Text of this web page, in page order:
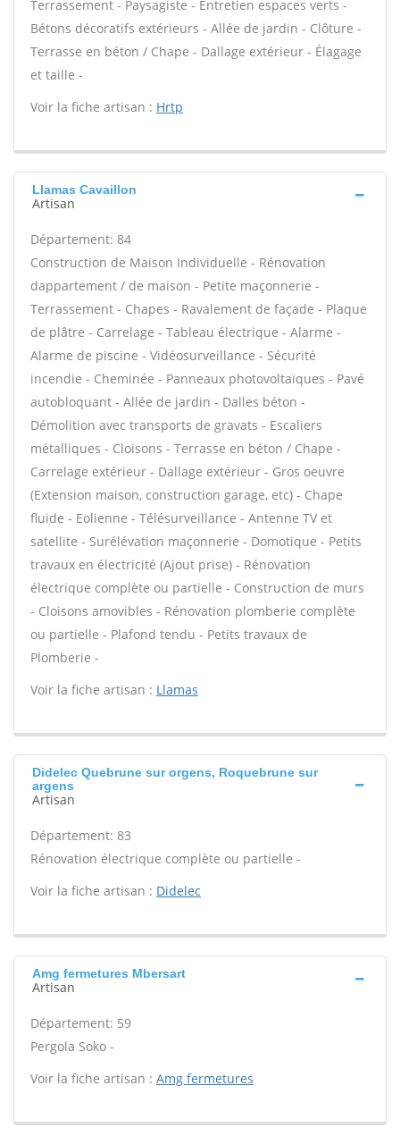
Terrassement - Paysagiste - Entretien espaces verts -
Bétons décoratifs extérieurs - Allée de jardin - Clôture -
Terrasse en béton / Chape - Dallage extérieur - Élagage
et taille -
Voir la fiche artisan : Hrtp
Llamas Cavaillon
Artisan
Département: 84
Construction de Maison Individuelle - Rénovation
dappartement / de maison - Petite maçonnerie -
Terrassement - Chapes - Ravalement de façade - Plaque
de plâtre - Carrelage - Tableau électrique - Alarme -
Alarme de piscine - Vidéosurveillance - Sécurité
incendie - Cheminée - Panneaux photovoltaïques - Pavé
autobloquant - Allée de jardin - Dalles béton -
Démolition avec transports de gravats - Escaliers
métalliques - Cloisons - Terrasse en béton / Chape -
Carrelage extérieur - Dallage extérieur - Gros oeuvre
(Extension maison, construction garage, etc) - Chape
fluide - Eolienne - Télésurveillance - Antenne TV et
satellite - Surélévation maçonnerie - Domotique - Petits
travaux en électricité (Ajout prise) - Rénovation
électrique complète ou partielle - Construction de murs
- Cloisons amovibles - Rénovation plomberie complète
ou partielle - Plafond tendu - Petits travaux de
Plomberie -
Voir la fiche artisan : Llamas
Didelec Quebrune sur orgens, Roquebrune sur
argens
Artisan
Département: 83
Rénovation électrique complète ou partielle -
Voir la fiche artisan : Didelec
Amg fermetures Mbersart
Artisan
Département: 59
Pergola Soko -
Voir la fiche artisan : Amg fermetures